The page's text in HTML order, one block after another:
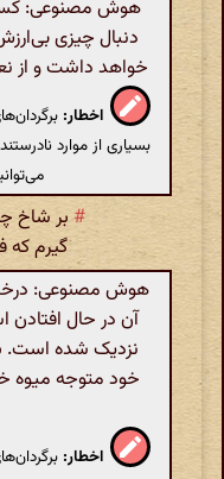
هوش مصنوعی: کسی
دنبال چیزی
خواهد داشت و از
اخطار:
بسیاری از موارد
#بر شاخ
گیرم که
هوش مصنوعی:
آن در حال
نزدیک شده است.
خود متوجه میوه
اخطار: